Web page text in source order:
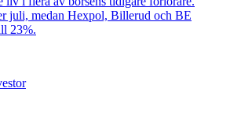
juli, medan Hexpol, Billerud och BE
23%.